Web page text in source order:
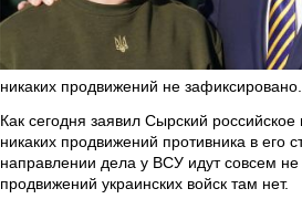
никаких продвижений не зафиксировано.
Как сегодня заявил Сырский
никаких продвижений противника в его
направлении дела у ВСУ идут совсем не
продвижений украинских войск там нет.